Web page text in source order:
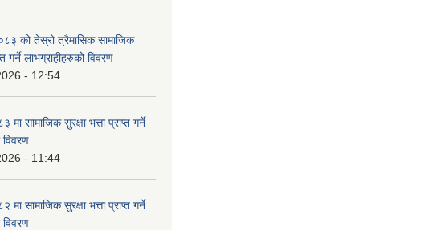
को तेस्रो त्रैमासिक सामाजिक
गर्ने लाभग्राहीहरुको विवरण
- 12:54
सामाजिक सुरक्षा भत्ता प्राप्त गर्ने
विवरण
- 11:44
सामाजिक सुरक्षा भत्ता प्राप्त गर्ने
विवरण